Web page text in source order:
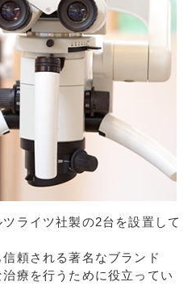
ライツ社製の2台を設置して
頼される著名なブランド
療を行うために役立ってい